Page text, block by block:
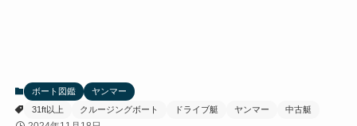
ボート図鑑
ヤンマー
31ft以上
クルージングボート ドライブ艇 ヤンマー 中古艇